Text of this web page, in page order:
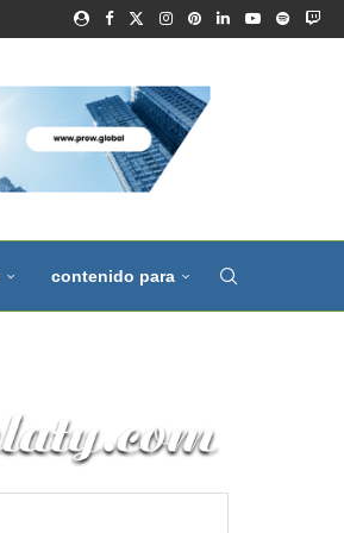
contenido para